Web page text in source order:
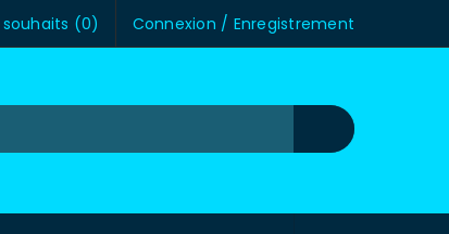
Connexion / Enregistrement
(0)